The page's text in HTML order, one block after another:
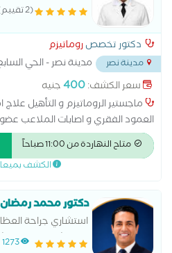
(2 تقييم)
دكتور تخصصروماتيزم
مدينة نصر
مدينة نصر - الحي
مطعم ابو رامي...
سعر الكشف:400جنيه
ماجستير الروماتيزم و التأهيل
العمود الفقري و اصابات الملاعب عضو
للروماتيزم و التأهيل المتخصص
و الاجهزه التقويمية
متاح النهاردة من 11:00 صباحاً
الكشف
دكتور محمد رمضان
استشاري جراحة
بمستشفيات هيئة1273